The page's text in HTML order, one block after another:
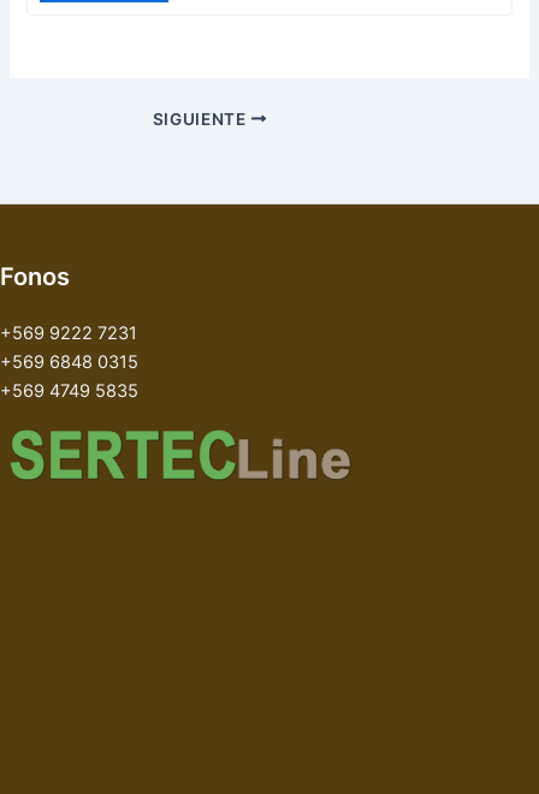
SIGUIENTE
Fonos
+569 9222 7231
+569 6848 0315
+569 4749 5835